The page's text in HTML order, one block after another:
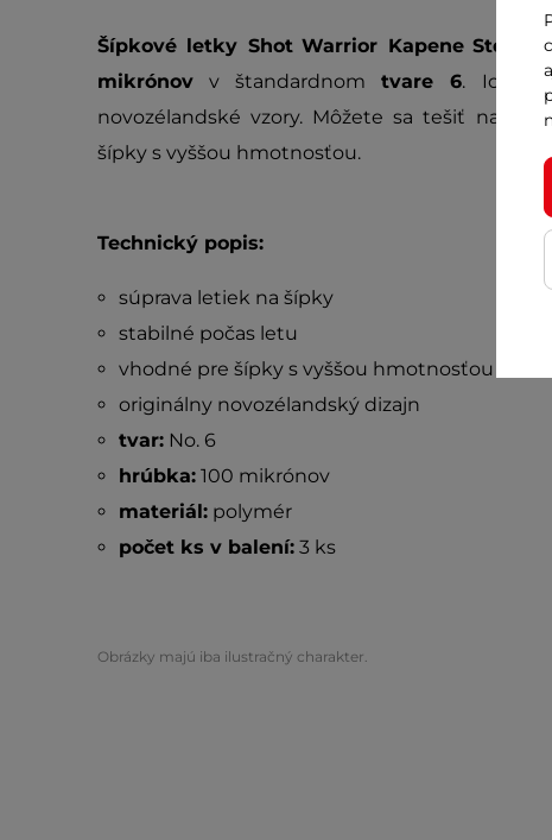
Šípkové letky Shot Warrior Kapene Std.
mikrónov v štandardnomtvare 6. Ich
novozélandské vzory. Môžete sa tešiť na
šípky s vyššou hmotnosťou.
Technický popis:
súprava letiek na šípky
stabilné počas letu
vhodné pre šípky s vyššou hmotnosťou
originálny novozélandský dizajn
tvar:No. 6
hrúbka:100 mikrónov
materiál:polymér
počet ks v balení:3 ks
Obrázky majú iba ilustračný charakter.